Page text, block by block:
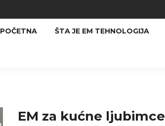
POČETNA ŠTA JE EM TEHNOLOGIJA
EM za kućne ljubimce